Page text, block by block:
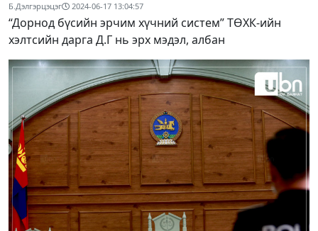
Б.Дэлгэрцэцэг 2024-06-17 13:04:57
“Дорнод бүсийн эрчим хүчний систем” ТӨХК-ийн
хэлтсийн дарга Д.Г нь эрх мэдэл, албан